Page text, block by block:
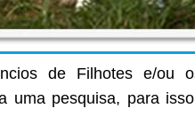
de Filhotes e/ou
uma pesquisa, para